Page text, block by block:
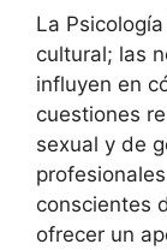
La
cultural; las
influyen en
cuestiones
sexual y de
conscientes
ofrecer un